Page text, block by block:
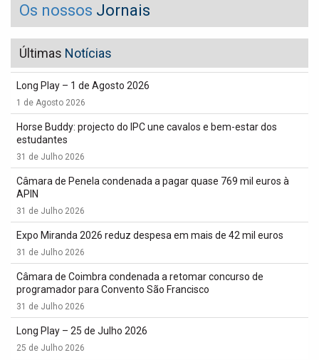
Os nossos Jornais
Últimas Notícias
Long Play – 1 de Agosto 2026
1 de Agosto 2026
Horse Buddy: projecto do IPC une cavalos e bem-estar dos
estudantes
31 de Julho 2026
Câmara de Penela condenada a pagar quase 769 mil euros à
APIN
31 de Julho 2026
Expo Miranda 2026 reduz despesa em mais de 42 mil euros
31 de Julho 2026
Câmara de Coimbra condenada a retomar concurso de
programador para Convento São Francisco
31 de Julho 2026
Long Play – 25 de Julho 2026
25 de Julho 2026